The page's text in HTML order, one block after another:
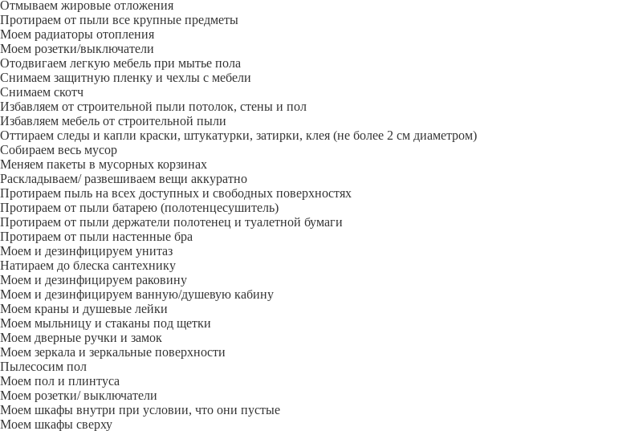
Отмываем жировые отложения
Протираем от пыли все крупные предметы
Моем радиаторы отопления
Моем розетки/выключатели
Отодвигаем легкую мебель при мытье пола
Снимаем защитную пленку и чехлы с мебели
Снимаем скотч
Избавляем от строительной пыли потолок, стены и пол
Избавляем мебель от строительной пыли
Оттираем следы и капли краски, штукатурки, затирки, клея (не более 2 см диаметром)
Собираем весь мусор
Меняем пакеты в мусорных корзинах
Раскладываем/ развешиваем вещи аккуратно
Протираем пыль на всех доступных и свободных поверхностях
Протираем от пыли батарею (полотенцесушитель)
Протираем от пыли держатели полотенец и туалетной бумаги
Протираем от пыли настенные бра
Моем и дезинфицируем унитаз
Натираем до блеска сантехнику
Моем и дезинфицируем раковину
Моем и дезинфицируем ванную/душевую кабину
Моем краны и душевые лейки
Моем мыльницу и стаканы под щетки
Моем дверные ручки и замок
Моем зеркала и зеркальные поверхности
Пылесосим пол
Моем пол и плинтуса
Моем розетки/ выключатели
Моем шкафы внутри при условии, что они пустые
Моем шкафы сверху